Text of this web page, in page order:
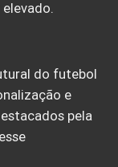
do futebol
e
pela